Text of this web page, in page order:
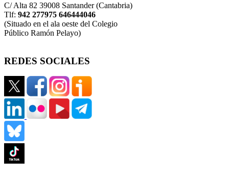
C/ Alta 82 39008 Santander (Cantabria)
Tlf: 942 277975 646444046
(Situado en el ala oeste del Colegio
Público Ramón Pelayo)
REDES SOCIALES